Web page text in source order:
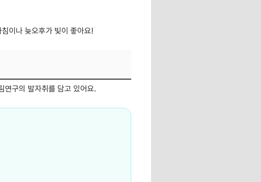
이나 늦오후가 빛이 좋아요!
연구의 발자취를 담고 있어요.